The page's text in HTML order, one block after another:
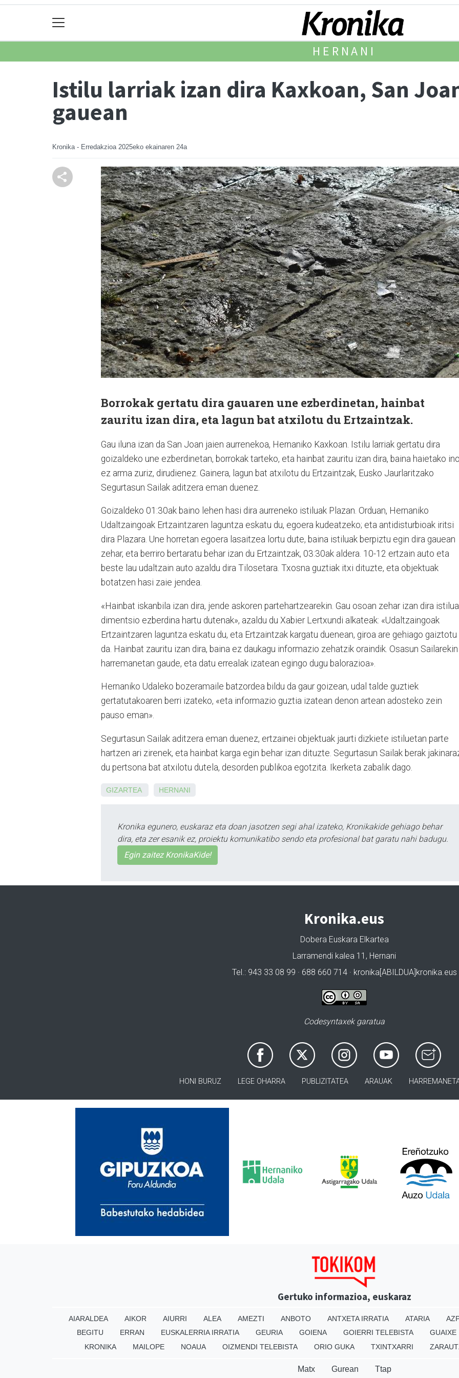
HERNANI
Istilu larriak izan dira Kaxkoan, San
gauean
Kronika - Erredakzioa 2025eko ekainaren 24a
Borrokak gertatu dira gauaren une ezberdinetan, hainbat
zauritu izan dira, eta lagun bat atxilotu du Ertzaintzak.
Gau iluna izan da San Joan jaien aurrenekoa, Hernaniko Kaxkoan. Istilu larriak gertatu dira
goizaldeko une ezberdinetan, borrokak tarteko, eta hainbat zauritu izan dira, baina haietako
ez arma zuriz, dirudienez. Gainera, lagun bat atxilotu du Ertzaintzak, Eusko Jaurlaritzako
Segurtasun Sailak aditzera eman duenez.
Goizaldeko 01:30ak baino lehen hasi dira aurreneko istiluak Plazan. Orduan, Hernaniko
Udaltzaingoak Ertzaintzaren laguntza eskatu du, egoera kudeatzeko; eta antidisturbioak iritsi
dira Plazara. Une horretan egoera lasaitzea lortu dute, baina istiluak berpiztu egin dira gauean
zehar, eta berriro bertaratu behar izan du Ertzaintzak, 03:30ak aldera. 10-12 ertzain auto eta
beste lau udaltzain auto azaldu dira Tilosetara. Txosna guztiak itxi dituzte, eta objektuak
botatzen hasi zaie jendea.
«Hainbat iskanbila izan dira, jende askoren partehartzearekin. Gau osoan zehar izan dira
dimentsio ezberdina hartu dutenak», azaldu du Xabier Lertxundi alkateak: «Udaltzaingoak
Ertzaintzaren laguntza eskatu du, eta Ertzaintzak kargatu duenean, giroa are gehiago gaiztotu
da. Hainbat zauritu izan dira, baina ez daukagu informazio zehatzik oraindik. Osasun Sailarekin
harremanetan gaude, eta datu errealak izatean egingo dugu balorazioa».
Hernaniko Udaleko bozeramaile batzordea bildu da gaur goizean, udal talde guztiek
gertatutakoaren berri izateko, «eta informazio guztia izatean denon artean adosteko zein
pauso eman».
Segurtasun Sailak aditzera eman duenez, ertzainei objektuak jaurti dizkiete istiluetan parte
hartzen ari zirenek, eta hainbat karga egin behar izan dituzte. Segurtasun Sailak berak
du pertsona bat atxilotu dutela, desorden publikoa egotzita. Ikerketa zabalik dago.
GIZARTEA HERNANI
Kronika egunero, euskaraz eta doan jasotzen segi ahal izateko, Kronikakide gehiago behar
dira, eta zer esanik ez, proiektu komunikatibo sendo eta profesional bat garatu nahi badugu.
Egin zaitez KronikaKide!
Kronika.eus
Dobera Euskara Elkartea
Larramendi kalea 11, Hernani
Tel.: 943 33 08 99 · 688 660 714 · kronika[ABILDUA]kronika.eus
Codesyntaxek garatua
HONI BURUZ LEGE OHARRA PUBLIZITATEA ARAUAK
Gertuko informazioa, euskaraz
AIARALDEA AIKOR AIURRI ALEA AMEZTI ANBOTO ANTXETA IRRATIA ATARIA
BEGITU
ERRAN EUSKALERRIA IRRATIA GEURIA GOIENA GOIERRI TELEBISTA
GUAIXE
KRONIKA
MAILOPE NOAUA OIZMENDI TELEBISTA ORIO GUKA TXINTXARRI
Matx Gurean Ttap